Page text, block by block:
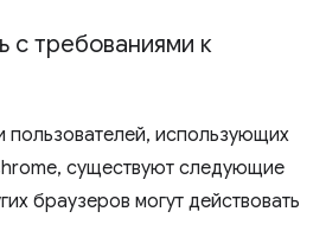
с требованиями к
пользователей, использующих
существуют следующие
браузеров могут действовать